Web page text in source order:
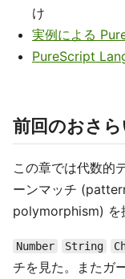
け
実例による
PureScript
前回のおさ
この章では代数的
ーンマッチ
polymorphism) を
Number String
チを見た。またガ